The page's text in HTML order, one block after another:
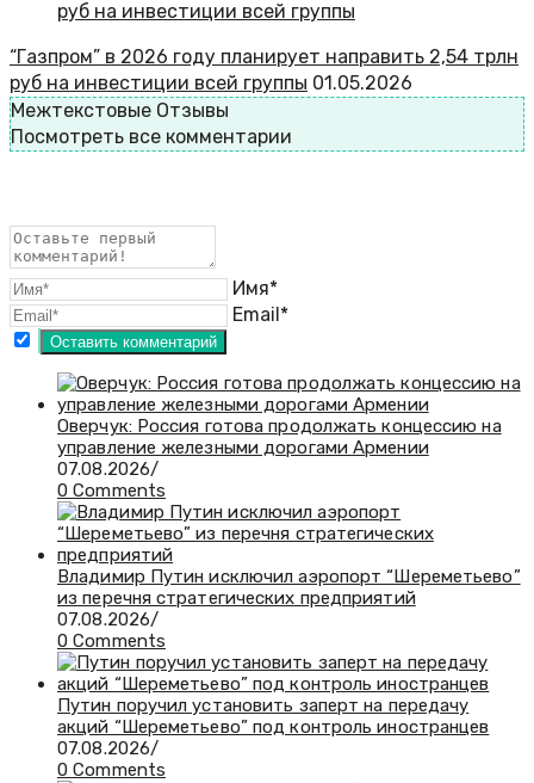
“Газпром” в 2026 году планирует направить 2,54 трлн
руб на инвестиции всей группы 01.05.2026
Межтекстовые Отзывы
Посмотреть все комментарии
Имя*
Email*
Оверчук: Россия готова продолжать концессию на
управление железными дорогами Армении
07.08.2026/
0 Comments
Владимир Путин исключил аэропорт “Шереметьево”
из перечня стратегических предприятий
07.08.2026/
0 Comments
Путин поручил установить заперт на передачу
акций “Шереметьево” под контроль иностранцев
07.08.2026/
0 Comments